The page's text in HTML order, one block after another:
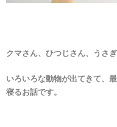
クマさん、ひつじさん、うさ
いろいろな動物が出てきて、
寝るお話です。